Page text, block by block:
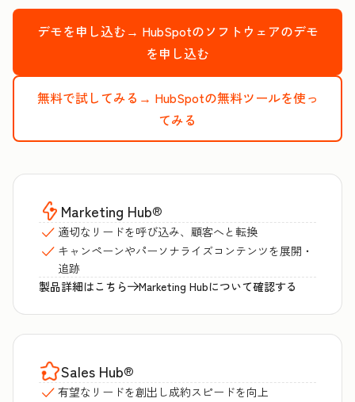
デモを申し込む→ HubSpotのソフトウェアのデモ
を申し込む
無料で試してみる→ HubSpotの無料ツールを使っ
てみる
Marketing Hub®
適切なリードを呼び込み、顧客へと転換
キャンペーンやパーソナライズコンテンツを展開・
追跡
製品詳細はこちら
Marketing Hubについて確認する
Sales Hub®
有望なリードを創出し成約スピードを向上